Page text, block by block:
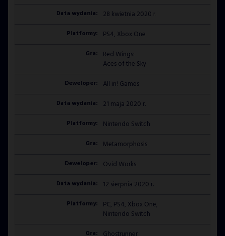
28 kwietnia 2020 r.
PS4, Xbox One
Red Wings:
Aces of the Sky
All in! Games
21 maja 2020 r.
Nintendo Switch
Metamorphosis
Ovid Works
12 sierpnia 2020 r.
PC, PS4, Xbox One,
Nintendo Switch